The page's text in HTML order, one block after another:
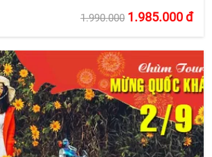
1.990.000 1.985.000đ